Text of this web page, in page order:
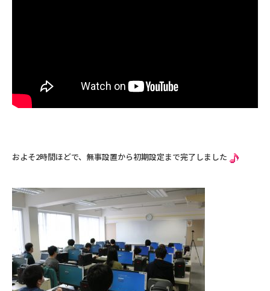
およそ2時間ほどで、無事設置から初期設定まで完了しました